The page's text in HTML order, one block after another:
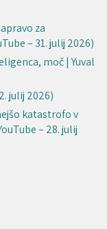
za
– 31. julij 2026)
moč | Yuval
julij 2026)
katastrofo v
– 28. julij